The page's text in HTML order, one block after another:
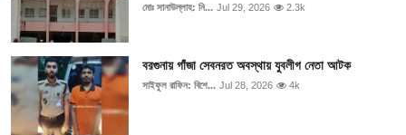
মোঃ সানাউল্লাহ: নি... Jul 29, 2026 2.3k
বরগুনায় গাঁজা সেবনরত অবস্থায় যুবলীগ নেতা আটক
সাইফুল রাফিন: বিশে... Jul 28, 2026 4k